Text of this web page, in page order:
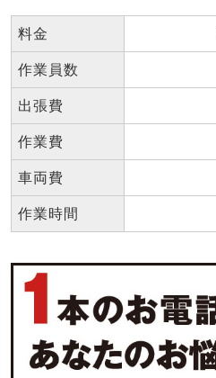
料金
作業員数
出張費
作業費
車両費
作業時間